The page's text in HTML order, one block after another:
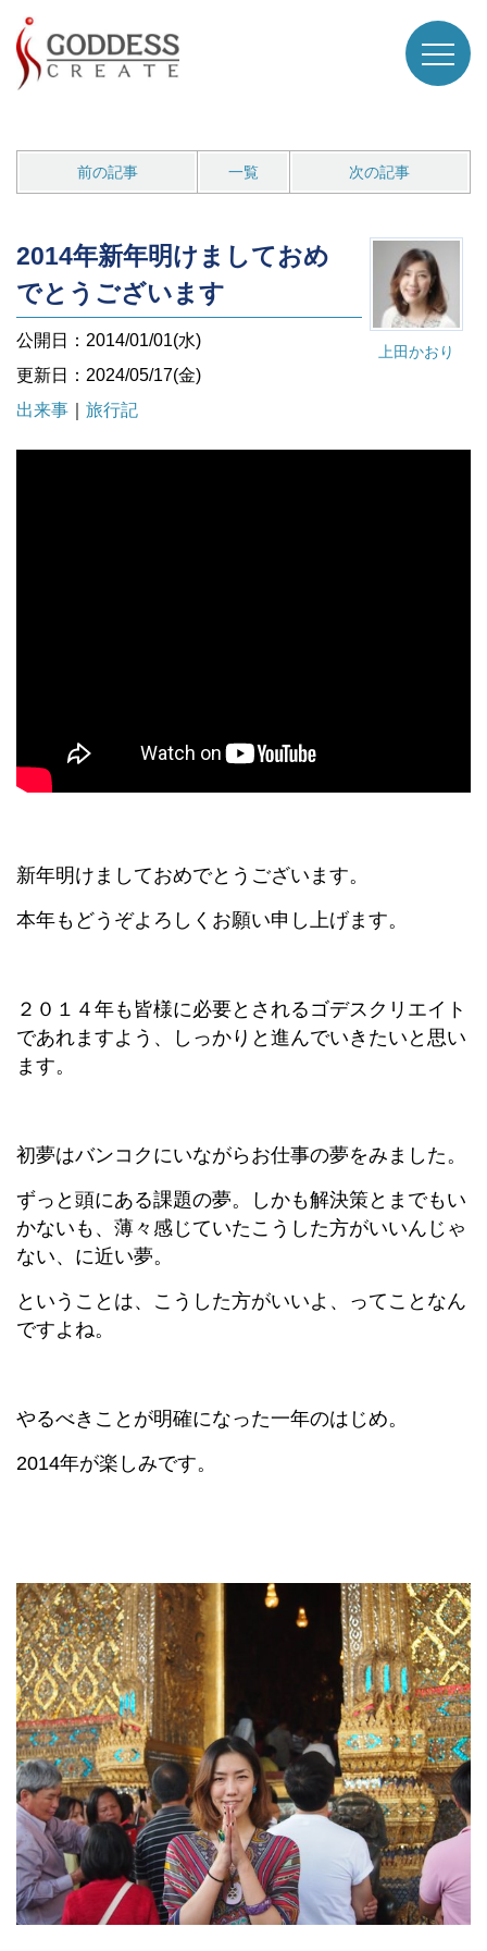
前の記事 一覧 次の記事
上田かおり
2014年新年明けましておめ
でとうございます
公開日：2014/01/01(水)
更新日：2024/05/17(金)
出来事
旅行記
新年明けましておめでとうございます。
本年もどうぞよろしくお願い申し上げます。
２０１４年も皆様に必要とされるゴデスクリエイト
であれますよう、しっかりと進んでいきたいと思い
ます。
初夢はバンコクにいながらお仕事の夢をみました。
ずっと頭にある課題の夢。しかも解決策とまでもい
かないも、薄々感じていたこうした方がいいんじゃ
ない、に近い夢。
ということは、こうした方がいいよ、ってことなん
ですよね。
やるべきことが明確になった一年のはじめ。
2014年が楽しみです。